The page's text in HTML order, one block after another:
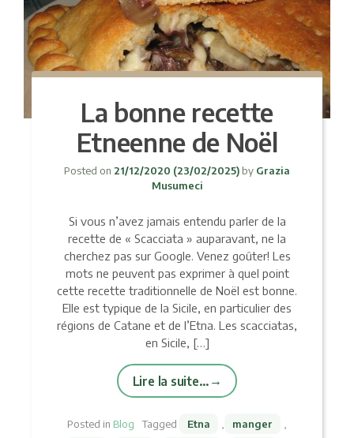
La bonne recette
Etneenne de Noël
Posted on 21/12/2020 (23/02/2025) by Grazia
Musumeci
Si vous n’avez jamais entendu parler de la
recette de « Scacciata » auparavant, ne la
cherchez pas sur Google. Venez goûter! Les
mots ne peuvent pas exprimer à quel point
cette recette traditionnelle de Noël est bonne.
Elle est typique de la Sicile, en particulier des
régions de Catane et de l’Etna. Les scacciatas,
en Sicile, […]
Lire la suite…
Posted in Blog Tagged Etna manger